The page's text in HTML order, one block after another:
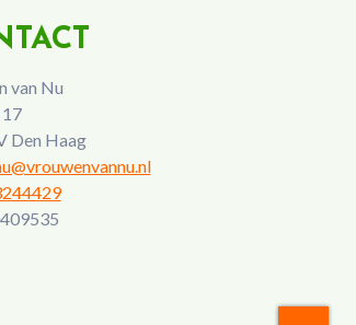
van Nu
Den Haag